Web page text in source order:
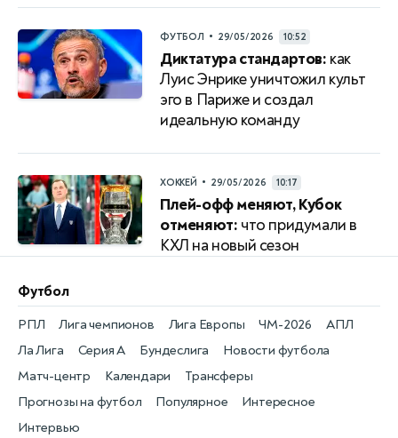
ФУТБОЛ • 29/05/2026 10:52
Диктатура стандартов: как
Луис Энрике уничтожил культ
эго в Париже и создал
идеальную команду
ХОККЕЙ • 29/05/2026 10:17
Плей-офф меняют, Кубок
отменяют: что придумали в
КХЛ на новый сезон
Футбол
Новости футбола
РПЛ
Матч-центр
Лига чемпионов
Календари
Лига Европы
Трансферы
ЧМ-2026
Прогнозы на футбол
АПЛ
Популярное
Ла Лига
Интересное
Серия А
Интервью
Бундеслига